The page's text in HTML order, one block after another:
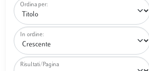
Ordina per:
In ordine:
Risultati/Pagina